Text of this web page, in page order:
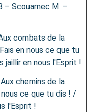
– Scouarnec M. –
combats de la
en nous ce que tu
jaillir en nous l'Esprit !
chemins de la
ce que tu dis ! /
l'Esprit !